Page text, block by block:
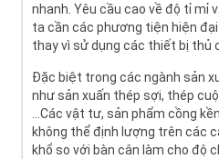
nhanh. Yêu cầu cao về độ tỉ mỉ
ta cần các phương tiện hiện
thay vì sử dụng các thiết bị thủ
Đặc biệt trong các ngành sản
như sản xuấn thép sợi, thép
...Các vật tư, sản phẩm cồng
không thể định lượng trên các
khổ so với bàn cân làm cho độ